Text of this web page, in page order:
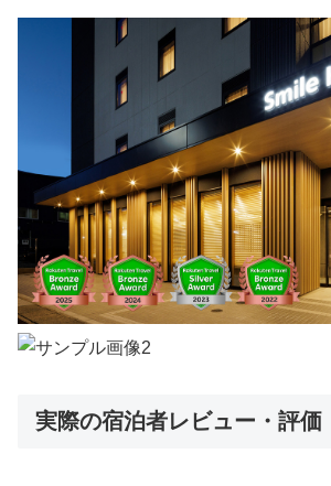
実際の宿泊者レビュー・評価